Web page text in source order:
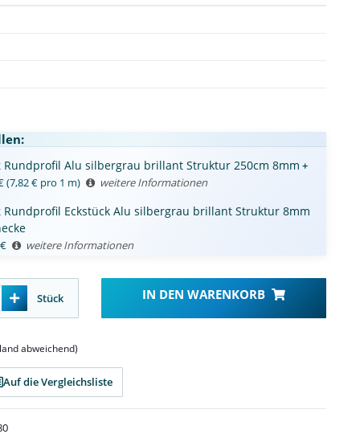
Rundprofil Alu silbergrau brillant Struktur 250cm 8mm +
(7,82 € pro 1 m) weitere Informationen
Rundprofil Eckstück Alu silbergrau brillant Struktur 8mm
€ weitere Informationen
Stück IN DEN WARENKORB
abweichend)
Auf die Vergleichsliste